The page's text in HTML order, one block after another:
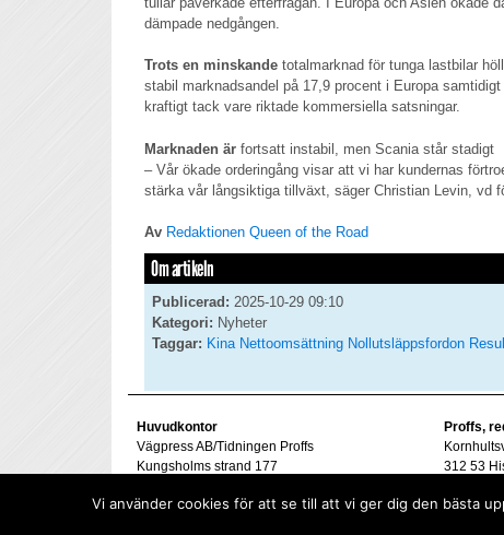
dämpade nedgången.
Trots en minskande totalmarknad för tunga lastbilar
stabil marknadsandel på 17,9 procent i Europa
kraftigt tack vare riktade kommersiella satsningar.
Marknaden är fortsatt instabil, men Scania står stadigt
– Vår ökade orderingång visar att vi har kundernas
stärka vår långsiktiga tillväxt, säger Christian Levin, vd
Av Redaktionen Queen of the Road
Om artikeln
Publicerad: 2025-10-29 09:10
Kategori: Nyheter
Taggar: Kina Nettoomsättning Nollutsläppsfordon
Huvudkontor
Vägpress AB/Tidningen Proffs
Kungsholms strand 177
Proffs,
312 53
Vi använder cookies för att se till att vi ger dig den bästa